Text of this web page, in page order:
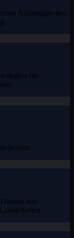
Abhängigkeiten
für
und